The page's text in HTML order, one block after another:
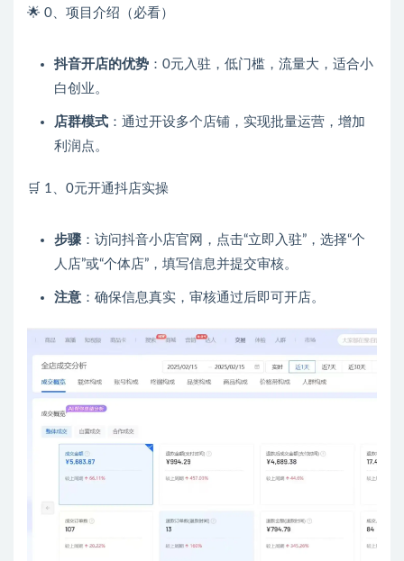
🌟 0、项目介绍（必看）
抖音开店的优势 ：0元入驻，低门槛，流量大，适合小
白创业。
店群模式 ：通过开设多个店铺，实现批量运营，增加
利润点。
🛒 1、0元开通抖店实操
步骤 ：访问抖音小店官网，点击“立即入驻”，选择“个
人店”或“个体店”，填写信息并提交审核。
注意 ：确保信息真实，审核通过后即可开店。